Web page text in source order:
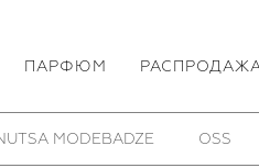
ПАРФЮМ
UTOPIA LAB